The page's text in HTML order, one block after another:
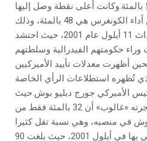
عن الكونغرس أقل من 50 بالمئة.وكانت أعلى نقطة وصل إليها
مستوى رضا الأميركيين عن أداء الكونغرس هي 48 بالمئة، وذلك
بعد شهر واحد من أحداث 11 أيلول عام 2001، حيث احتشد
حكومتهم الفيدرالية وسلطتهم
أظهرت معدلات تأييد الأميركيين
تُظهره استطلاعات الرأي الخاصة
الأميركي جورج دبليو بوش.حيث
أظهر آخر استطلاع للرأي أجرته «غالوب» أن 32 بالمئة فقط من
في منصبه، وهي نسبة تقل كثيرا
عن معدلات التأييد التي حظي بها في أيلول 2001، حيث بلغت 90